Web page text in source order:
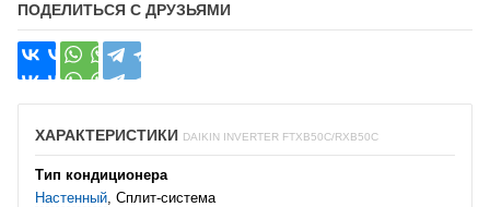
ПОДЕЛИТЬСЯ С ДРУЗЬЯМИ
ХАРАКТЕРИСТИКИ DAIKIN INVERTER FTXB50C/RXB50C
Тип кондиционера
Настенный, Сплит-система